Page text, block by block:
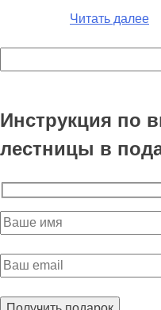
Читать далее
Инструкция по
лестницы в